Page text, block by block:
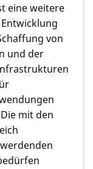
eine weitere
von
und der
mit den